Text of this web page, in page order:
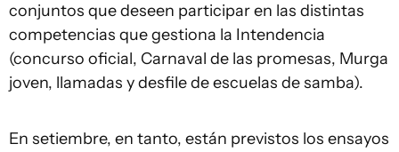
conjuntos que deseen participar en las distintas
competencias que gestiona la Intendencia
(concurso oficial, Carnaval de las promesas, Murga
joven, llamadas y desfile de escuelas de samba).
En setiembre, en tanto, están previstos los ensayos